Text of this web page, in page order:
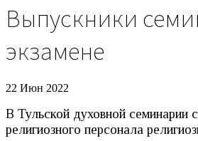
Выпускники
экзамене
22 Июн 2022
В Тульской духовной семинарии
религиозного персонала